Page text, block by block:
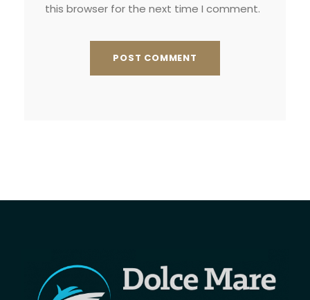
this browser for the next time I comment.